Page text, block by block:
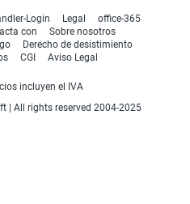
Login Legal
office-365
con
Sobre nosotros
Derecho de desistimiento
CGI Aviso Legal
incluyen el IVA
| All rights reserved 2004-2025